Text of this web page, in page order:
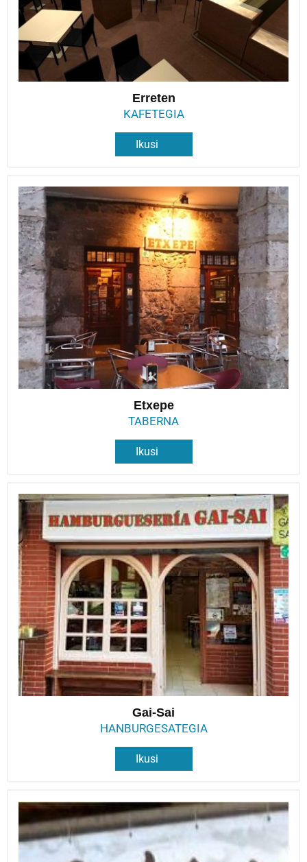
Erreten
KAFETEGIA
Ikusi
Etxepe
TABERNA
Ikusi
Gai-Sai
HANBURGESATEGIA
Ikusi